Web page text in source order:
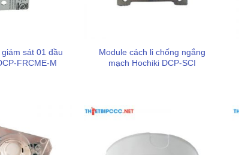
sát 01 đầu
FRCME-M
Module cách li chống ngắng
mạch Hochiki DCP-SCI